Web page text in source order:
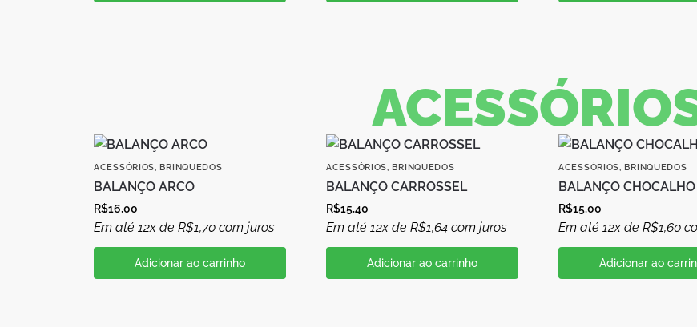
ACESSÓRIOS, BRINQUEDOS
BALANÇO ARCO
R$16,00
Em até 12x de R$1,70 com juros
Adicionar ao carrinho
ACESSÓRIOS, BRINQUEDOS
BALANÇO CARROSSEL
R$15,40
Em até 12x de R$1,64 com juros
Adicionar ao carrinho
ACESSÓRIOS, BRINQUEDOS
BALANÇO CHOCALHO
R$15,00
Em até 12x de R$1,60
Adicionar ao